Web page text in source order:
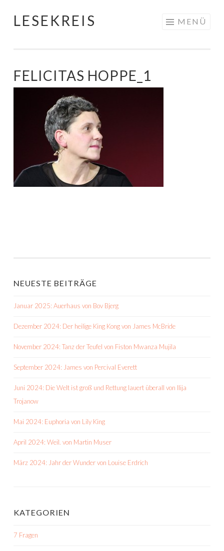
Springe
LESEKREIS MENÜ
FELICITAS HOPPE_1
NEUESTE BEITRÄGE
Januar 2025: Auerhaus von Bov Bjerg
Dezember 2024: Der heilige King Kong von James McBride
November 2024: Tanz der Teufel von Fiston Mwanza Mujila
September 2024: James von Percival Everett
Juni 2024: Die Welt ist groß und Rettung lauert überall von Ilija
Trojanow
Mai 2024: Euphoria von Lily King
April 2024: Weil. von Martin Muser
März 2024: Jahr der Wunder von Louise Erdrich
KATEGORIEN
7 Fragen